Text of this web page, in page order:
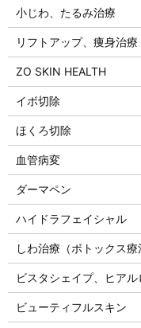
小じわ、たるみ治療
リフトアップ、痩身治療
ZO SKIN HEALTH
イボ切除
ほくろ切除
血管病変
ダーマペン
ハイドラフェイシャル
しわ治療（ボトックス療
ビスタシェイプ、ヒア
ビューティフルスキン